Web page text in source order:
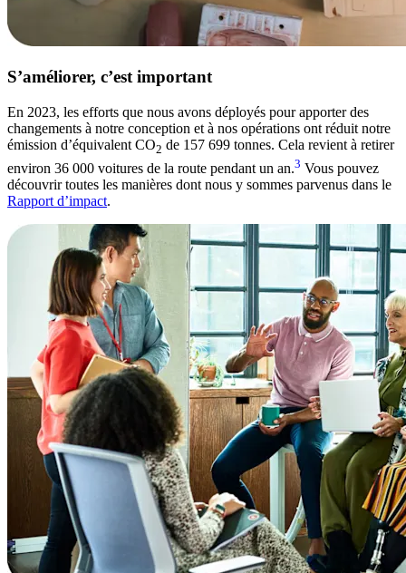
S’améliorer, c’est important
En 2023, les efforts que nous avons déployés pour apporter des
changements à notre conception et à nos opérations ont réduit notre
émission d’équivalent CO2 de 157 699 tonnes. Cela revient à retirer
environ 36 000 voitures de la route pendant un an.3 Vous pouvez
découvrir toutes les manières dont nous y sommes parvenus dans le
Rapport d’impact.